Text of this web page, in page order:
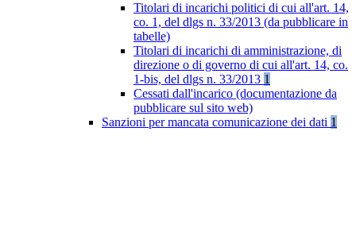
Titolari di incarichi politici di cui all'art. 14,
co. 1, del dlgs n. 33/2013 (da pubblicare in
tabelle)
Titolari di incarichi di amministrazione, di
direzione o di governo di cui all'art. 14, co.
1-bis, del dlgs n. 33/2013 1
Cessati dall'incarico (documentazione da
pubblicare sul sito web)
Sanzioni per mancata comunicazione dei dati 1